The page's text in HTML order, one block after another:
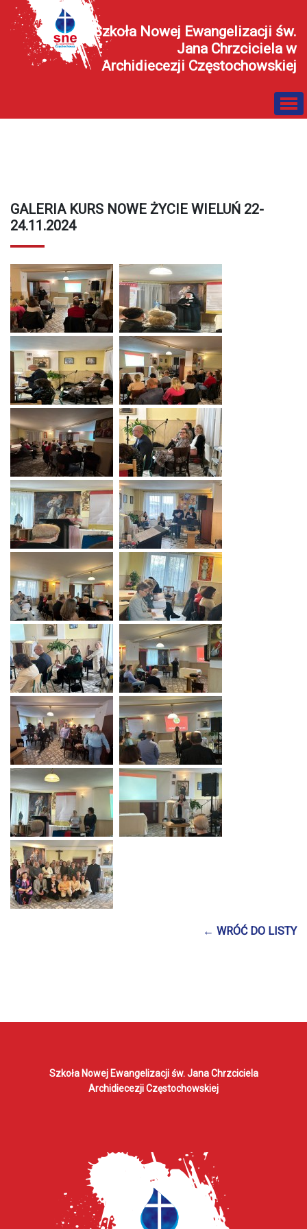
Szkoła Nowej Ewangelizacji św.
Jana Chrzciciela w
Archidiecezji Częstochowskiej
GALERIA KURS NOWE ŻYCIE WIELUŃ 22-
24.11.2024
← WRÓĆ DO LISTY
Szkoła Nowej Ewangelizacjiśw. Jana Chrzciciela
Archidiecezji Częstochowskiej